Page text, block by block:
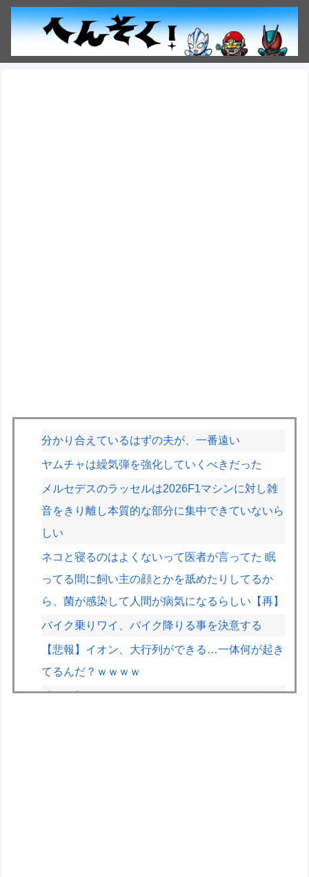
分かり合えているはずの夫が、一番遠い
ヤムチャは繰気弾を強化していくべきだった
メルセデスのラッセルは2026F1マシンに対し雑
音をきり離し本質的な部分に集中できていないら
しい
ネコと寝るのはよくないって医者が言ってた 眠
ってる間に飼い主の顔とかを舐めたりしてるか
ら、菌が感染して人間が病気になるらしい【再】
バイク乗りワイ、バイク降りる事を決意する
【悲報】イオン、大行列ができる…一体何が起き
てるんだ？ｗｗｗｗ
【画像】70年代の漫画、あまりにも時代を先取